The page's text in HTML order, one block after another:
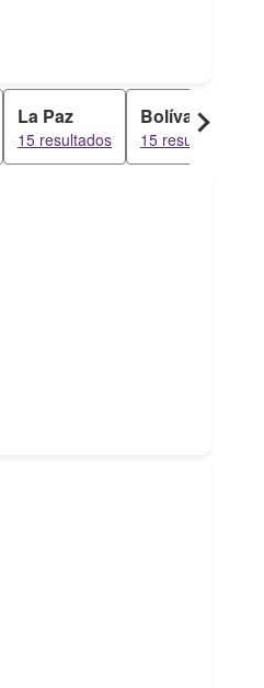
La Paz
15 resultados
Bolívar
15 resultados